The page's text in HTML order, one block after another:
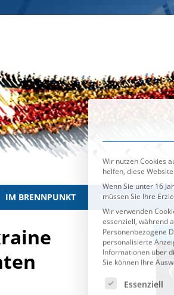
IM BRENNPUNKT HINWEISE
IM
Wir nutzen Cookies
helfen, diese
Wenn Sie unter 16
Wir verwenden
essenziell, während
Personenbezogene
Informationen über
Sie können Ihre
Es folgt eine
Essenziell